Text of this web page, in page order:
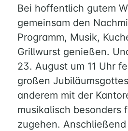
Bei hoffentlich gutem
gemeinsam den
Programm, Musik,
Grillwurst genießen.
23. August um 11 Uhr
großen
anderem mit der
musikalisch besonders
zugehen.